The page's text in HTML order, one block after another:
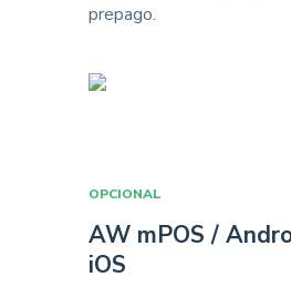
prepago.
OPCIONAL
AW mPOS /
iOS